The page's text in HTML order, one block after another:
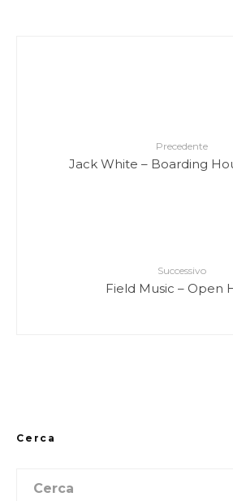
Precedente
Jack White – Boarding
Successivo
Field Music – Open
Cerca